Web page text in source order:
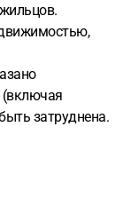
(включая
затруднена.